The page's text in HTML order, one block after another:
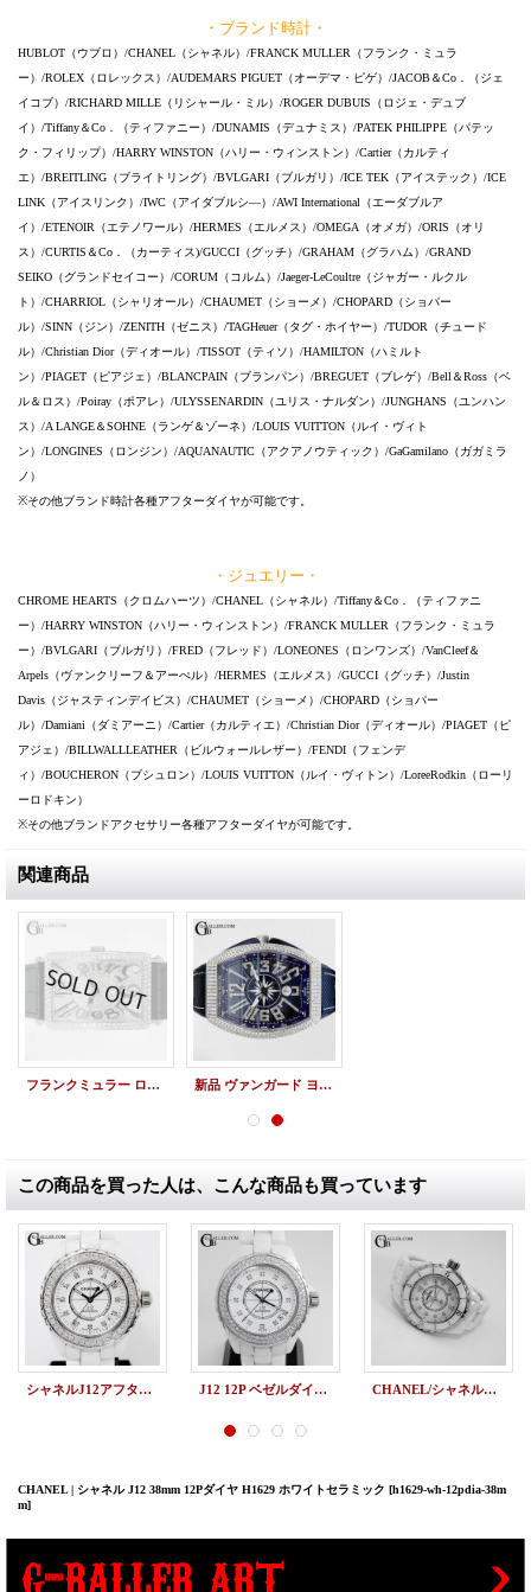
・ブランド時計・
HUBLOT（ウブロ）/CHANEL（シャネル）/FRANCK MULLER（フランク・ミュラ
ー）/ROLEX（ロレックス）/AUDEMARS PIGUET（オーデマ・ピゲ）/JACOB＆Co．（ジェ
イコブ）/RICHARD MILLE（リシャール・ミル）/ROGER DUBUIS（ロジェ・デュブ
イ）/Tiffany＆Co．（ティファニー）/DUNAMIS（デュナミス）/PATEK PHILIPPE（パテッ
ク・フィリップ）/HARRY WINSTON（ハリー・ウィンストン）/Cartier（カルティ
エ）/BREITLING（ブライトリング）/BVLGARI（ブルガリ）/ICE TEK（アイステック）/ICE
LINK（アイスリンク）/IWC（アイダブルシ―）/AWI International（エーダブルア
イ）/ETENOIR（エテノワール）/HERMES（エルメス）/OMEGA（オメガ）/ORIS（オリ
ス）/CURTIS＆Co．（カーティス)/GUCCI（グッチ）/GRAHAM（グラハム）/GRAND
SEIKO（グランドセイコー）/CORUM（コルム）/Jaeger-LeCoultre（ジャガー・ルクル
ト）/CHARRIOL（シャリオール）/CHAUMET（ショーメ）/CHOPARD（ショパー
ル）/SINN（ジン）/ZENITH（ゼニス）/TAGHeuer（タグ・ホイヤー）/TUDOR（チュード
ル）/Christian Dior（ディオール）/TISSOT（ティソ）/HAMILTON（ハミルト
ン）/PIAGET（ピアジェ）/BLANCPAIN（ブランパン）/BREGUET（ブレゲ）/Bell＆Ross（ベ
ル＆ロス）/Poiray（ポアレ）/ULYSSENARDIN（ユリス・ナルダン）/JUNGHANS（ユンハン
ス）/A LANGE＆SOHNE（ランゲ＆ゾーネ）/LOUIS VUITTON（ルイ・ヴィト
ン）/LONGINES（ロンジン）/AQUANAUTIC（アクアノウティック）/GaGamilano（ガガミラ
ノ）
※その他ブランド時計各種アフターダイヤが可能です。
・ジュエリー・
CHROME HEARTS（クロムハーツ）/CHANEL（シャネル）/Tiffany＆Co．（ティファニ
ー）/HARRY WINSTON（ハリー・ウィンストン）/FRANCK MULLER（フランク・ミュラ
ー）/BVLGARI（ブルガリ）/FRED（フレッド）/LONEONES（ロンワンズ）/VanCleef＆
Arpels（ヴァンクリーフ＆アーぺル）/HERMES（エルメス）/GUCCI（グッチ）/Justin
Davis（ジャスティンデイビス）/CHAUMET（ショーメ）/CHOPARD（ショパー
ル）/Damiani（ダミアーニ）/Cartier（カルティエ）/Christian Dior（ディオール）/PIAGET（ピ
アジェ）/BILLWALLLEATHER（ビルウォールレザー）/FENDI（フェンデ
ィ）/BOUCHERON（ブシュロン）/LOUIS VUITTON（ルイ・ヴィトン）/LoreeRodkin（ローリ
ーロドキン）
※その他ブランドアクセサリー各種アフターダイヤが可能です。
関連商品
フランクミュラー ロングアイランド 1200SC パヴェダイヤ 新品 ヴァンガード ヨッティング V45SCDT パヴェダイヤ FRANCK MULLER
この商品を買った人は、こんな商品も買っています
シャネルJ12アフターダイヤ H1629 38mm 12Pダイヤ 1列ダイヤベゼル J12 12P ベゼルダイヤ 白 CHANEL H1629 CHANEL/シャネル買取 | J12 33mm 12Pダイヤ H1628
CHANEL | シャネル J12 38mm 12Pダイヤ H1629 ホワイトセラミック [h1629-wh-12pdia-38m
m]